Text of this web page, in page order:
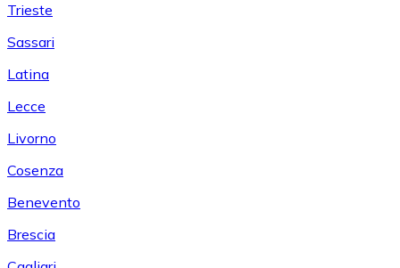
Trieste
Sassari
Latina
Lecce
Livorno
Cosenza
Benevento
Brescia